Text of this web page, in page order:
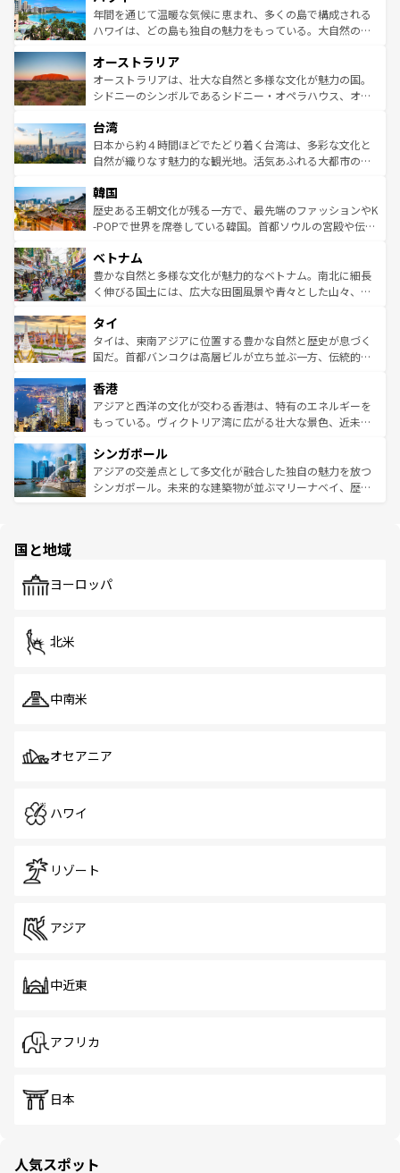
ンメントが詰まった刺激的なスポットだ。一方、アメリカ
西部には大自然が広がり、グランドキャニオンやイエロー
部のニューオーリンズでは、音楽と美食が融合した独特の
文化が魅力。旅行者はアメリカの各地域で異なる魅力を楽
しみながら、その多様性と豊かな歴史を感じることができ
ならではの贅沢な旅のスタイルだ。 なお、新着のアメリカ
情報はコンテンツ一覧を参照してほしい。
年間を通じて温暖な気候に恵まれ、多くの島で構成される
ハワイは、どの島も独自の魅力をもっている。大自然の神
ワイ島は見逃せない。また、定番の観光地といえばオアフ
島だが、静かな自然を求めるならマウイ島やカウアイ島が
おすすめ。エメラルドグリーンに輝く海をはじめ、豊かな
れるおもてなしの心で訪れる人々を迎えてくれるハワイの
人々、おいしいローカルフードやハワイアンミュージッ
ク、伝統的なフラダンスなど、すべてがハワイの魅力を彩
ワイを、存分に味わってほしい。 なお、新着のハワイ情報
はコンテンツ一覧を参照してほしい。
オーストラリア
オーストラリアは、壮大な自然と多様な文化が魅力の国。
シドニーのシンボルであるシドニー・オペラハウス、オー
リアリーフや大陸中央部にそびえるウルル（エアーズロッ
ク）、タスマニアの美しい原生林やケアンズの熱帯雨林な
ど、見どころがたくさん。また、カフェやワイン、オージ
いる。アクティビティも充実しており、サーフィンやダイ
ビング、ハイキングなど、アウトドア好きにはたまらな
い。オーストラリアの多彩な魅力を存分に味わいつくそ
参照してほしい。
台湾
日本から約４時間ほどでたどり着く台湾は、多彩な文化と
自然が織りなす魅力的な観光地。活気あふれる大都市の台
ン）、静ひつな山岳地帯である台湾東部など、都市の喧騒
と山間の静けさが共存しており、訪れる人に新しい発見と
驚きをもたらしてくれる。また、奥深い台湾の食文化も魅
容にもいいと評判のスイーツなど、バラエティ豊かな料理
が味わえる。 なお、新着の台湾情報は コンテンツ一覧を参
照してほしい。
韓国
歴史ある王朝文化が残る一方で、最先端のファッションやK
-POPで世界を席巻している韓国。首都ソウルの宮殿や伝統
き、地方に足を延ばせば四季折々の自然美を楽しむことが
できる。そして、キムチや焼肉、絶品のストリートフード
まで、さまざまな韓国料理が待っている。夜には、韓国な
リティに包まれながら、韓国の多彩な魅力を心ゆくまで味
わってみてほしい。 なお、新着の韓国情報はコンテンツ一
覧を参照してほしい。
ベトナム
豊かな自然と多様な文化が魅力的なベトナム。南北に細長
く伸びる国土には、広大な田園風景や青々とした山々、世
急速な発展と共に伝統が息づく。ハノイの古い町並みやホ
ーチミン市のフランス統治時代の建物も、独特の雰囲気を
醸し出している。また、バラエティの豊かさとおいしさで
とつ。フォーやバインミー、ベトナムコーヒーなどは、ぜ
ひ現地で味わいたい。どの地域を訪れてもあたたかい人々
が旅行者を迎えてくれるので、きっと忘れられない旅にな
参照してほしい。
タイ
タイは、東南アジアに位置する豊かな自然と歴史が息づく
国だ。首都バンコクは高層ビルが立ち並ぶ一方、伝統的な
の活気が交差している。北部ではチェンマイなどの山岳地
帯で自然と触れ合い、南部ではプーケットやクラビの美し
いビーチでリゾート気分を楽しむことができる。タイ料理
激する。気候は一年中温暖で、どの季節にも異なる楽しみ
が待っている。親しみやすいタイの人々、仏教を中心とし
た文化、そして多様な観光資源が、訪れる旅人を魅了し続
香港
アジアと西洋の文化が交わる香港は、特有のエネルギーを
もっている。ヴィクトリア湾に広がる壮大な景色、近未来
み、どこを訪れても感動するはず。観光スポットが密集し
ており、効率よく見どころを回れるのも魅力。息をのむよ
うな絶景から文化的な体験まで、香港を存分に楽しみ尽く
シンガポール
アジアの交差点として多文化が融合した独自の魅力を放つ
シンガポール。未来的な建築物が並ぶマリーナベイ、歴史
で、ホーカーズは地元の風情を楽しめる外せないスポット
国と地域
ヨーロッパ
北米
中南米
オセアニア
ハワイ
リゾート
アジア
中近東
アフリカ
日本
人気スポット